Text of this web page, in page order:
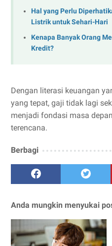
Hal yang Perlu
Listrik untuk Sehari-Hari
Kenapa Banyak Orang
Kredit?
Dengan literasi keuangan
yang tepat, gaji tidak lagi
menjadi fondasi masa
terencana.
Berbagi
Anda mungkin menyukai